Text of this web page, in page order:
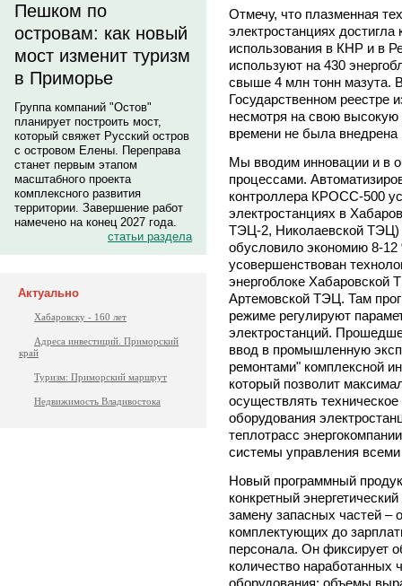
Пешком по
островам: как новый
мост изменит туризм
в Приморье
Группа компаний "Остов"
планирует построить мост,
который свяжет Русский остров
с островом Елены. Переправа
станет первым этапом
масштабного проекта
комплексного развития
территории. Завершение работ
намечено на конец 2027 года.
статьи раздела
Актуально
Хабаровску - 160 лет
Адреса инвестиций. Приморский
край
Туризм: Приморский маршрут
Недвижимость Владивостока
Отмечу, что плазменная
электростанциях
использования в КНР и в
используют на 430
свыше 4 млн тонн мазута.
Государственном реестре
несмотря на свою
времени не была
Мы вводим инновации и в
процессами.
контроллера КРОСС-500
электростанциях в
ТЭЦ-2, Николаевской ТЭЦ)
обусловило экономию 8-12
усовершенствован
энергоблоке Хабаровской
Артемовской ТЭЦ. Там
режиме регулируют
электростанций.
ввод в промышленную
ремонтами" комплексной
который позволит
осуществлять
оборудования
теплотрасс
системы управления
Новый программный
конкретный
замену запасных частей –
комплектующих до
персонала. Он фиксирует
количество наработанных
оборудования; объемы